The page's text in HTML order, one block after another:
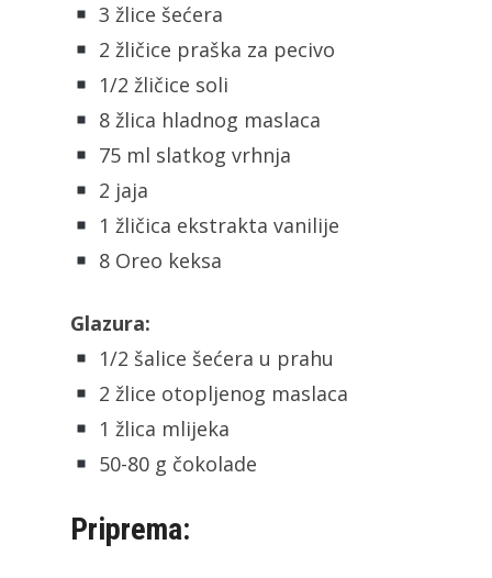
3 žlice šećera
2 žličice praška za pecivo
1/2 žličice soli
8 žlica hladnog maslaca
75 ml slatkog vrhnja
2 jaja
1 žličica ekstrakta vanilije
8 Oreo keksa
Glazura:
1/2 šalice šećera u prahu
2 žlice otopljenog maslaca
1 žlica mlijeka
50-80 g čokolade
Priprema: